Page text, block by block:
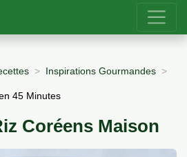
Inspirations Gourmandes
45 Minutes
Coréens Maison